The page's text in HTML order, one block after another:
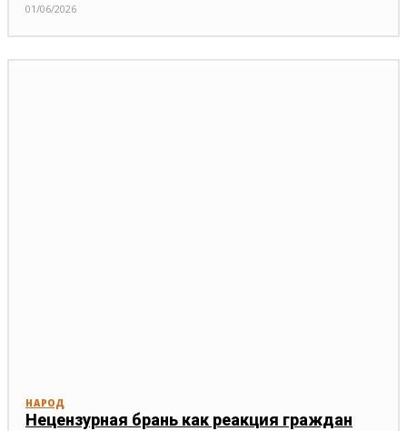
01/06/2026
НАРОД
Нецензурная брань как реакция граждан